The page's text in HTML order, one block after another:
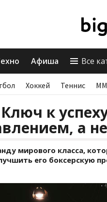
Афиша Все
Хоккей Теннис
к
а
мирового класса,
его боксерскую